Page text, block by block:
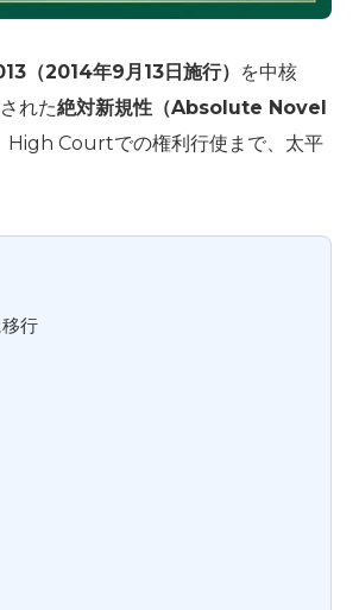
（2014年9月13日施行） を中核
れた絶対新規性（Absolute Novel
High Courtでの権利行使まで、太平
行